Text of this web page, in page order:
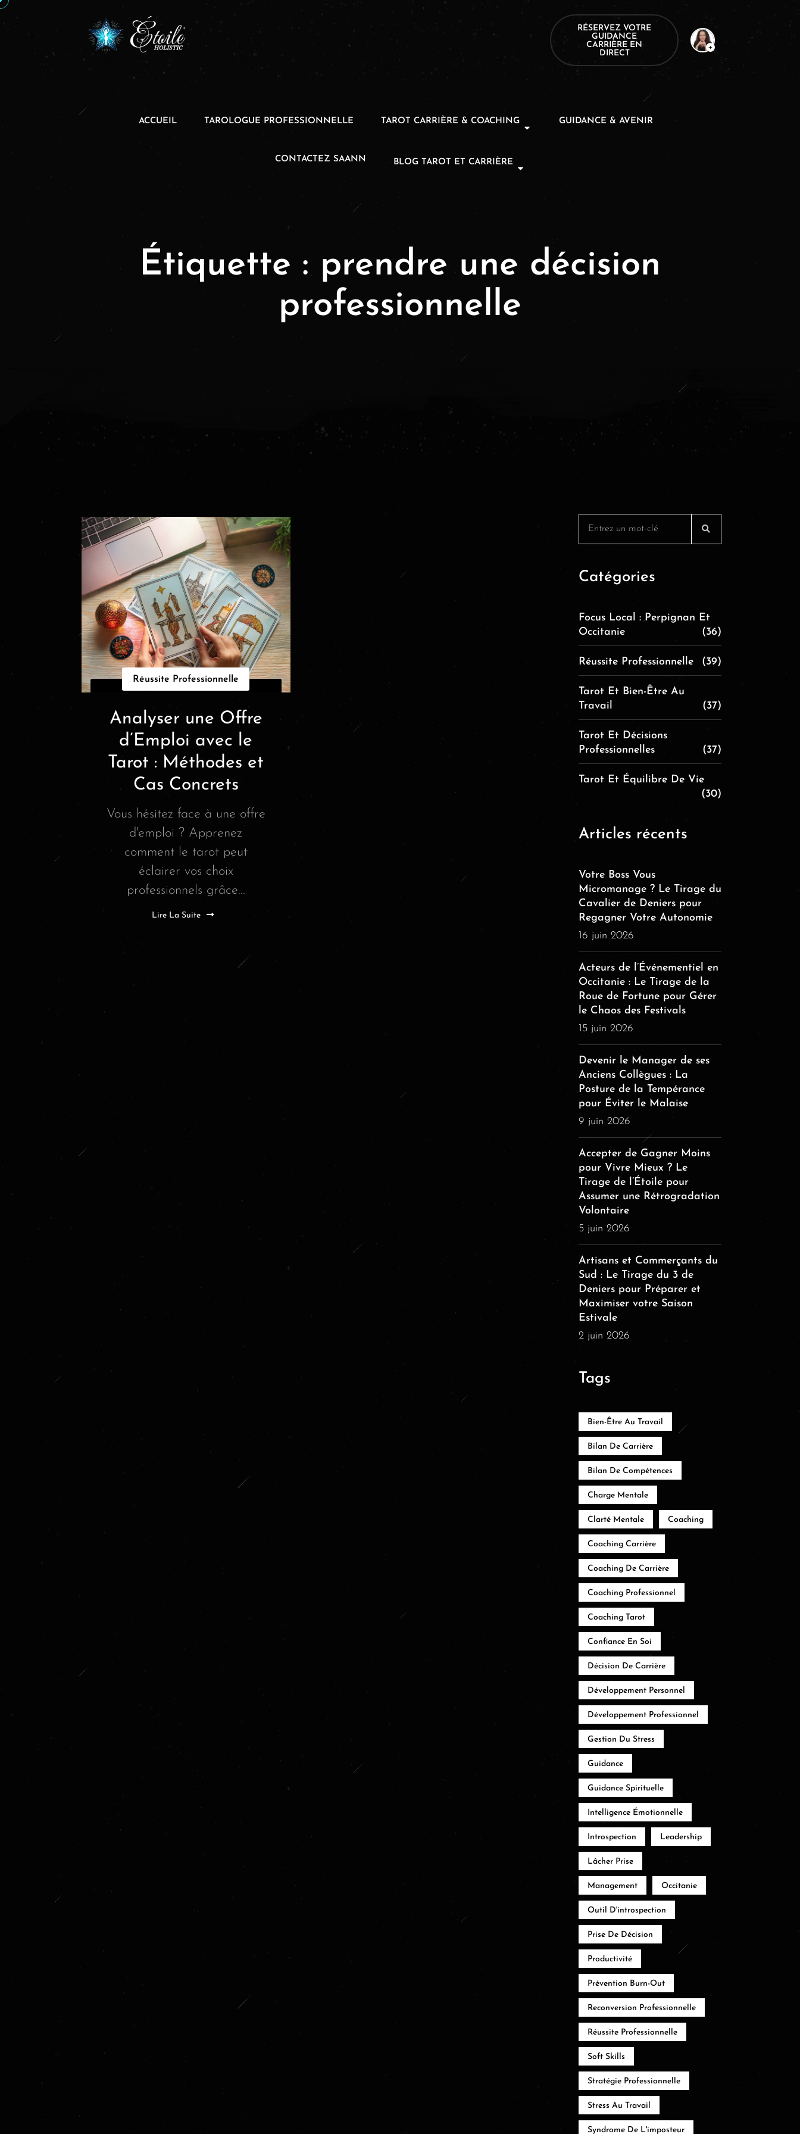
RÉSERVEZ VOTRE
GUIDANCE
CARRIÈRE EN
DIRECT
ACCUEIL TAROLOGUE PROFESSIONNELLE TAROT CARRIÈRE & COACHING GUIDANCE & AVENIR
CONTACTEZ SAANN BLOG TAROT ET CARRIÈRE
Étiquette : prendre une décision
professionnelle
Réussite Professionnelle
Analyser une Offre
d’Emploi avec le
Tarot : Méthodes et
Cas Concrets
Vous hésitez face à une offre
d'emploi ? Apprenez
comment le tarot peut
éclairer vos choix
professionnels grâce...
Lire La Suite
Catégories
Focus Local : Perpignan Et
Occitanie
(36)
Réussite Professionnelle (39)
Tarot Et Bien-Être Au
Travail
(37)
Tarot Et Décisions
Professionnelles
(37)
Tarot Et Équilibre De Vie
(30)
Articles récents
Votre Boss Vous
Micromanage ? Le Tirage du
Cavalier de Deniers pour
Regagner Votre Autonomie
16 juin 2026
Acteurs de l’Événementiel en
Occitanie : Le Tirage de la
Roue de Fortune pour Gérer
le Chaos des Festivals
15 juin 2026
Devenir le Manager de ses
Anciens Collègues : La
Posture de la Tempérance
pour Éviter le Malaise
9 juin 2026
Accepter de Gagner Moins
pour Vivre Mieux ? Le
Tirage de l’Étoile pour
Assumer une Rétrogradation
Volontaire
5 juin 2026
Artisans et Commerçants du
Sud : Le Tirage du 3 de
Deniers pour Préparer et
Maximiser votre Saison
Estivale
2 juin 2026
Tags
Bien-Être Au Travail
Bilan De Carrière
Bilan De Compétences
Charge Mentale
Clarté Mentale Coaching
Coaching Carrière
Coaching De Carrière
Coaching Professionnel
Coaching Tarot
Confiance En Soi
Décision De Carrière
Développement Personnel
Développement Professionnel
Gestion Du Stress
Guidance
Guidance Spirituelle
Intelligence Émotionnelle
Introspection Leadership
Lâcher Prise
Management Occitanie
Outil D'introspection
Prise De Décision
Productivité
Prévention Burn-Out
Reconversion Professionnelle
Réussite Professionnelle
Soft Skills
Stratégie Professionnelle
Stress Au Travail
Syndrome De L'imposteur